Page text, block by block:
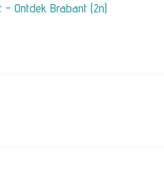
- Ontdek Brabant (2n)